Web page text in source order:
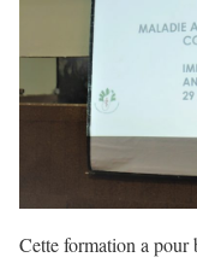
Cette formation a pour